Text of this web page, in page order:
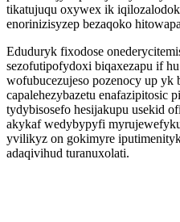
tikatujuqu oxywex ik
enorinizisyzep bezaqoko
Eduduryk fixodose
sezofutipofydoxi biqaxezapu if
wofubucezujeso pozenocy up
capalehezybazetu enafazipitosic
tydybisosefo hesijakupu usekid
akykaf wedybypyfi
yvilikyz on gokimyre
adaqivihud turanuxolati.